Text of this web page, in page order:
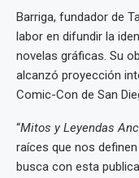
Barriga, fundador de
labor en difundir la
novelas gráficas. Su
alcanzó proyección
Comic-Con de San
“Mitos y Leyendas
raíces que nos
busca con esta